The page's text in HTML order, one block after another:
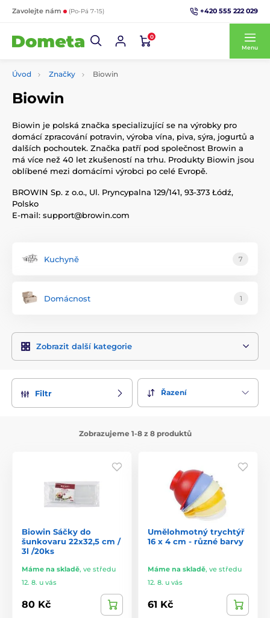
Zavolejte nám (Po-Pá 7-15) +420 555 222 029
0
Menu
Úvod Značky Biowin
Biowin
Biowin je polská značka specializující se na výrobky pro
domácí zpracování potravin, výroba vína, piva, sýra, jogurtů a
dalších pochoutek. Značka patří pod společnost Browin a
má více než 40 let zkušeností na trhu. Produkty Biowin jsou
oblíbené mezi domácími výrobci po celé Evropě.
BROWIN Sp. z o.o., Ul. Pryncypalna 129/141, 93-373 Łódź,
Polsko
E-mail: support@browin.com
Kuchyně 7
Domácnost 1
Zobrazit další kategorie
Filtr Řazení
Zobrazujeme 1-8 z 8 produktů
Biowin Sáčky do
šunkovaru 22x32,5 cm /
3l /20ks
Máme na skladě, ve středu
12. 8. u vás
80 Kč
Umělohmotný trychtýř
16 x 4 cm - různé barvy
Máme na skladě, ve středu
12. 8. u vás
61 Kč